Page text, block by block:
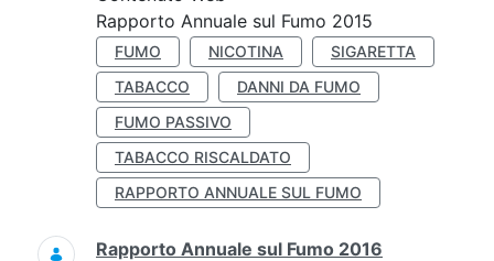
Rapporto Annuale sul Fumo 2015
FUMO NICOTINA
SIGARETTA
TABACCO
DANNI DA FUMO
FUMO PASSIVO
TABACCO RISCALDATO
RAPPORTO ANNUALE SUL FUMO
Rapporto Annuale sul Fumo 2016